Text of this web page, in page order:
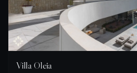
Villa Oleia